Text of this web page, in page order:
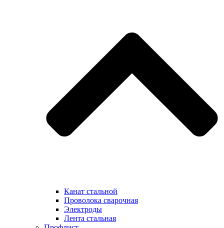
Канат стальной
Проволока сварочная
Электроды
Лента стальная